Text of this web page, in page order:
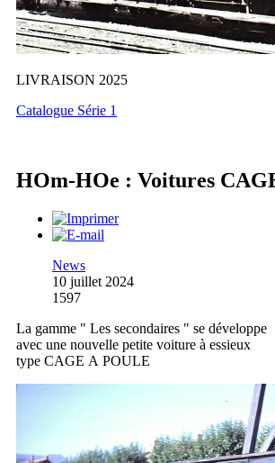
LIVRAISON 2025
Catalogue Série 1
HOm-HOe : Voitures
News
10 juillet 2024
1597
La gamme " Les secondaires " se développe
avec une nouvelle petite voiture à essieux
type CAGE A POULE